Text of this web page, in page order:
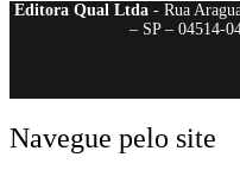
Editora Qual Ltda- Rua
– SP – 04514-
Navegue pelo site